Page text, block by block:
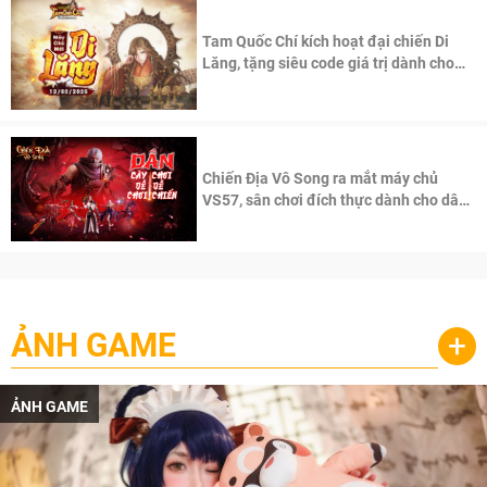
Tam Quốc Chí kích hoạt đại chiến Di
Lăng, tặng siêu code giá trị dành cho
Chiến Địa Vô Song ra mắt máy chủ
VS57, sân chơi đích thực dành cho dân
ẢNH GAME +
ẢNH GAME